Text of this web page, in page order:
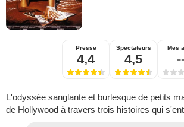
Presse
4,4
Spectateurs
4,5
Mes
L'odyssée sanglante et burlesque de petits
de Hollywood à travers trois histoires qui